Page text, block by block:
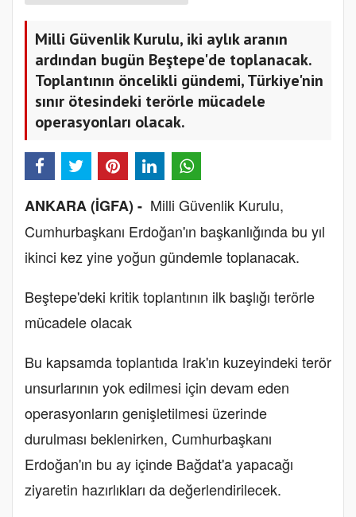
Milli Güvenlik Kurulu, iki aylık aranın
ardından bugün Beştepe'de toplanacak.
Toplantının öncelikli gündemi, Türkiye'nin
sınır ötesindeki terörle mücadele
operasyonları olacak.
ANKARA (İGFA) - Milli Güvenlik Kurulu,
Cumhurbaşkanı Erdoğan'ın başkanlığında bu yıl
ikinci kez yine yoğun gündemle toplanacak.
Beştepe'deki kritik toplantının ilk başlığı terörle
mücadele olacak
Bu kapsamda toplantıda Irak'ın kuzeyindeki terör
unsurlarının yok edilmesi için devam eden
operasyonların genişletilmesi üzerinde
durulması beklenirken, Cumhurbaşkanı
Erdoğan'ın bu ay içinde Bağdat'a yapacağı
ziyaretin hazırlıkları da değerlendirilecek.